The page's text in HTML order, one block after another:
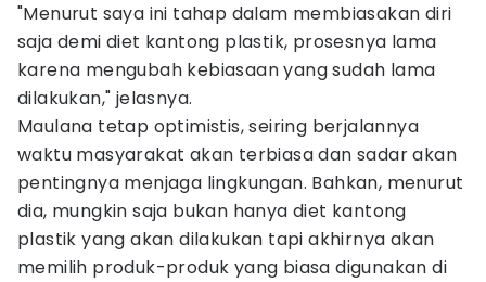
"Menurut saya ini tahap dalam membiasakan diri
saja demi diet kantong plastik, prosesnya lama
karena mengubah kebiasaan yang sudah lama
dilakukan," jelasnya.
Maulana tetap optimistis, seiring berjalannya
waktu masyarakat akan terbiasa dan sadar akan
pentingnya menjaga lingkungan. Bahkan, menurut
dia, mungkin saja bukan hanya diet kantong
plastik yang akan dilakukan tapi akhirnya akan
memilih produk-produk yang biasa digunakan di